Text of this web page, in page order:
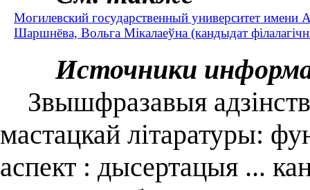
Могилевский государственный университет
Шаршнёва, Вольга Мікалаеўна (кандыдат
Источники
Звышфразавыя
мастацкай літаратуры:
аспект : дысертацыя ...